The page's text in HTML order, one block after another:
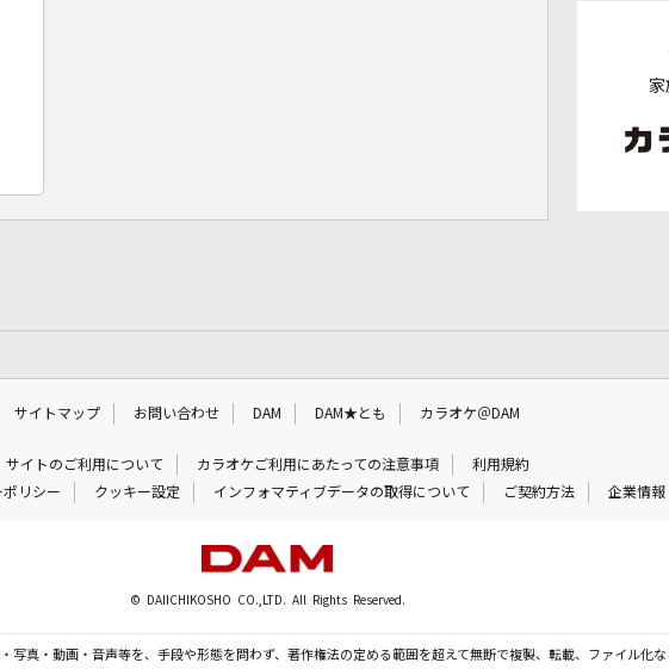
家
サイトマップ お問い合わせ DAM DAM★とも カラオケ＠DAM
サイトのご利用について カラオケご利用にあたっての注意事項
利用規約
ポリシー クッキー設定 インフォマティブデータの取得について ご契約方法 企業情報
© DAIICHIKOSHO CO.,LTD. All Rights Reserved.
写真・動画・音声等を、手段や形態を問わず、著作権法の定める範囲を超えて無断で複製、転載、ファイル化な